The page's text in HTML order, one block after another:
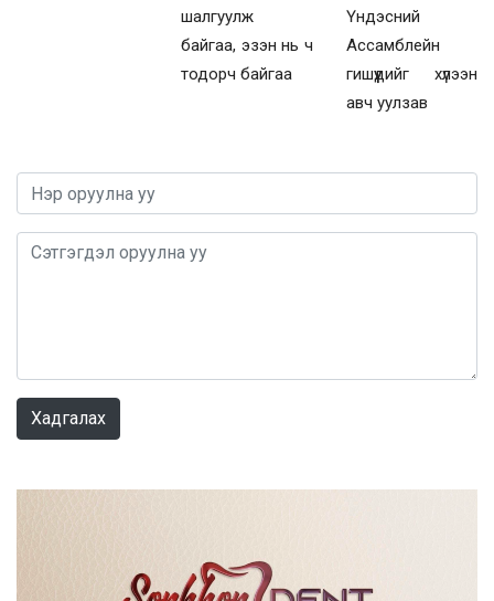
шалгуулж
байгаа, эзэн нь ч
тодорч байгаа
Үндэсний
Ассамблейн
гишүүдийг хүлээн
авч уулзав
Хадгалах